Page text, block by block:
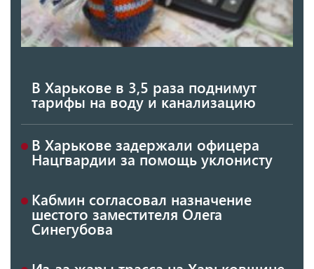
В Харькове в 3,5 раза поднимут
тарифы на воду и канализацию
В Харькове задержали офицера
Нацгвардии за помощь уклонисту
Кабмин согласовал назначение
шестого заместителя Олега
Синегубова